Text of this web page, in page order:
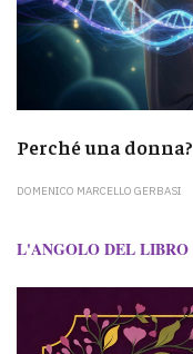
Perché una donna?
DOMENICO MARCELLO GERBASI
L'ANGOLO DEL LIBRO